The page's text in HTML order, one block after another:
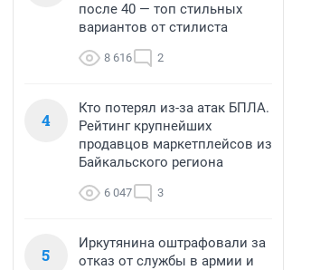
после 40 — топ стильных
вариантов от стилиста
8 616 2
4
Кто потерял из-за атак БПЛА.
Рейтинг крупнейших
продавцов маркетплейсов из
Байкальского региона
6 047 3
5
Иркутянина оштрафовали за
отказ от службы в армии и